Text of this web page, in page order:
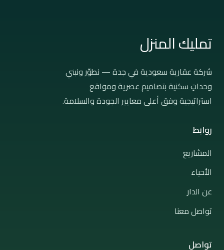
تمليك المنزل
شركة عقارية سعودية في جدة — نطوّر ونبني
وحداتٍ سكنية بتصاميم عصرية ومواقع
استراتيجية وفق أعلى معايير الجودة والسلامة.
روابط
المشاريع
الأحياء
عن الدار
تواصل معنا
تواصل